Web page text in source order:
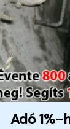
Adó 1%-